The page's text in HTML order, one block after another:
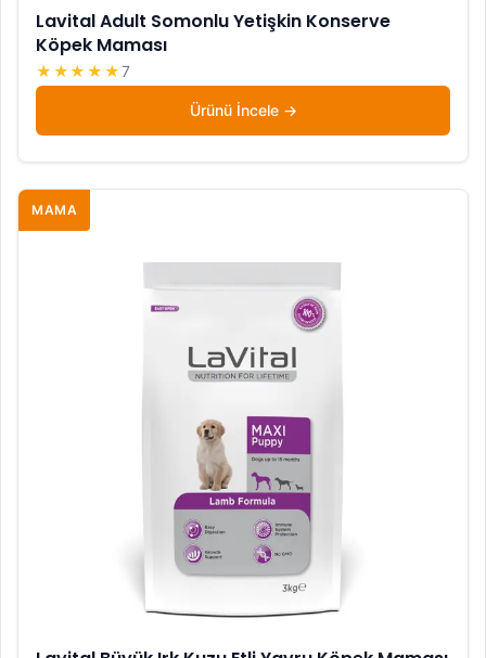
Lavital Adult Somonlu Yetişkin Konserve
Köpek Maması
★★★★★7
Ürünü İncele
MAMA